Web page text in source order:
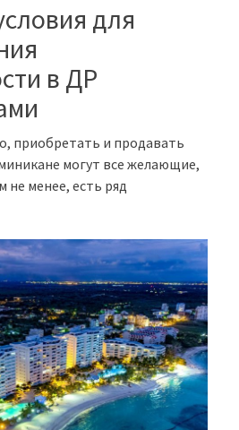
для
в ДР
приобретать и продавать
могут все желающие,
не менее, есть ряд